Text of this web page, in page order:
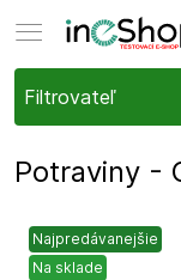
Filtrovateľ
Potraviny -
Najpredávanejšie
Na sklade